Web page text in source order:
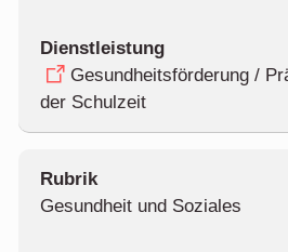
Gesundheitsförderung /
der Schulzeit
Gesundheit und Soziales